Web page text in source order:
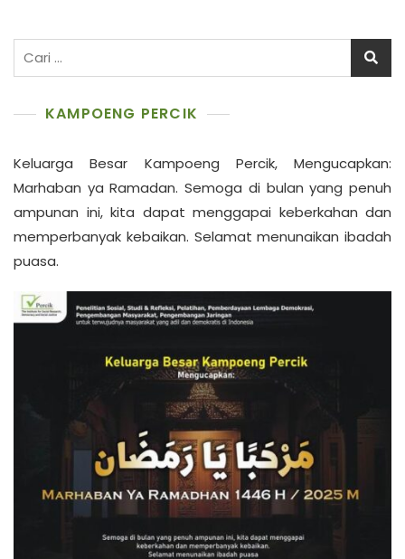
KAMPOENG PERCIK
Keluarga Besar Kampoeng Percik, Mengucapkan:
Marhaban ya Ramadan. Semoga di bulan yang penuh
ampunan ini, kita dapat menggapai keberkahan dan
memperbanyak kebaikan. Selamat menunaikan ibadah
puasa.